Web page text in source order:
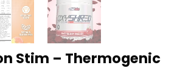
Stim – Thermogenic